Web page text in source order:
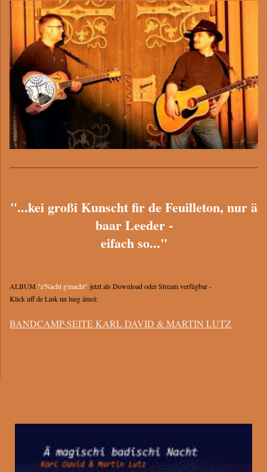
"...kei großi Kunscht fir de Feuilleton, nur ä
baar Leeder -
eifach so..."
ALBUM "z'Nacht g'macht" jetzt als Download oder Stream verfügbar -
Klick uff de Link un lueg ämol:
BANDCAMP-SEITE KARL DAVID & MARTIN LUTZ